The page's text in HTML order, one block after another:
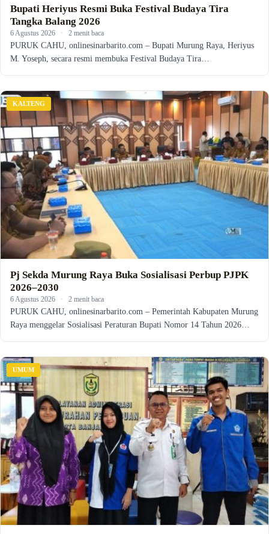
Bupati Heriyus Resmi Buka Festival Budaya Tira
Tangka Balang 2026
6 Agustus 2026 · 2 menit baca
PURUK CAHU, onlinesinarbarito.com – Bupati Murung Raya, Heriyus
M. Yoseph, secara resmi membuka Festival Budaya Tira…
KALTENG
Pj Sekda Murung Raya Buka Sosialisasi Perbup PJPK
2026–2030
6 Agustus 2026 · 2 menit baca
PURUK CAHU, onlinesinarbarito.com – Pemerintah Kabupaten Murung
Raya menggelar Sosialisasi Peraturan Bupati Nomor 14 Tahun 2026…
UMUM